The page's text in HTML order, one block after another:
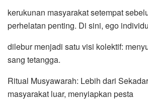
kerukunan masyarakat setempat
perhelatan penting. Di sini, ego individu
dilebur menjadi satu visi kolektif:
sang tetangga.
Ritual Musyawarah: Lebih dari
masyarakat luar, menyiapkan pesta